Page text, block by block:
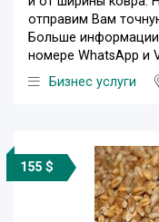
отправим Вам
Больше информации
номере WhatsApp и
Бизнес услуги
155 $